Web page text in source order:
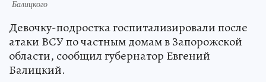
Балицкого
Девочку-подростка госпитализировали после
атаки ВСУ по частным домам в Запорожской
области, сообщил губернатор Евгений
Балицкий.